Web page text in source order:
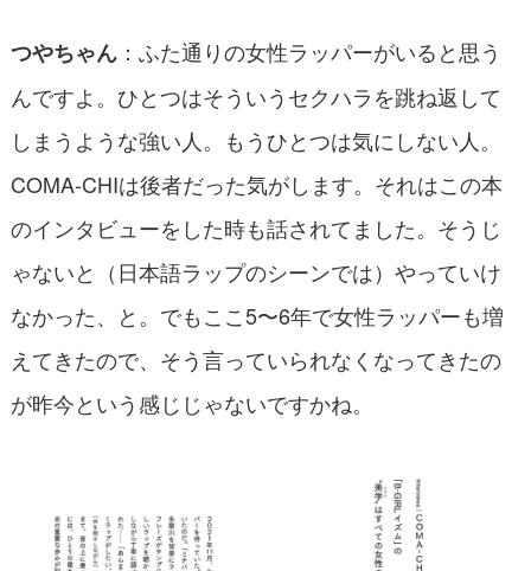
つやちゃん：ふた通りの女性ラッパーがいると思う
んですよ。ひとつはそういうセクハラを跳ね返して
しまうような強い人。もうひとつは気にしない人。
COMA-CHIは後者だった気がします。それはこの本
のインタビューをした時も話されてました。そうじ
ゃないと（日本語ラップのシーンでは）やっていけ
なかった、と。でもここ5〜6年で女性ラッパーも増
えてきたので、そう言っていられなくなってきたの
が昨今という感じじゃないですかね。